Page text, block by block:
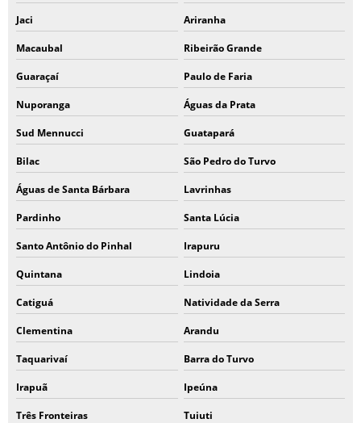
Jaci Ariranha
Macaubal Ribeirão Grande
Guaraçaí Paulo de Faria
Nuporanga Águas da Prata
Sud Mennucci Guatapará
Bilac São Pedro do Turvo
Águas de Santa Bárbara Lavrinhas
Pardinho Santa Lúcia
Santo Antônio do Pinhal Irapuru
Quintana Lindoia
Catiguá Natividade da Serra
Clementina Arandu
Taquarivaí Barra do Turvo
Irapuã Ipeúna
Três Fronteiras Tuiuti